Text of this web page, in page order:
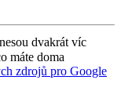
dvakrát víc
máte doma
zdrojů pro Google